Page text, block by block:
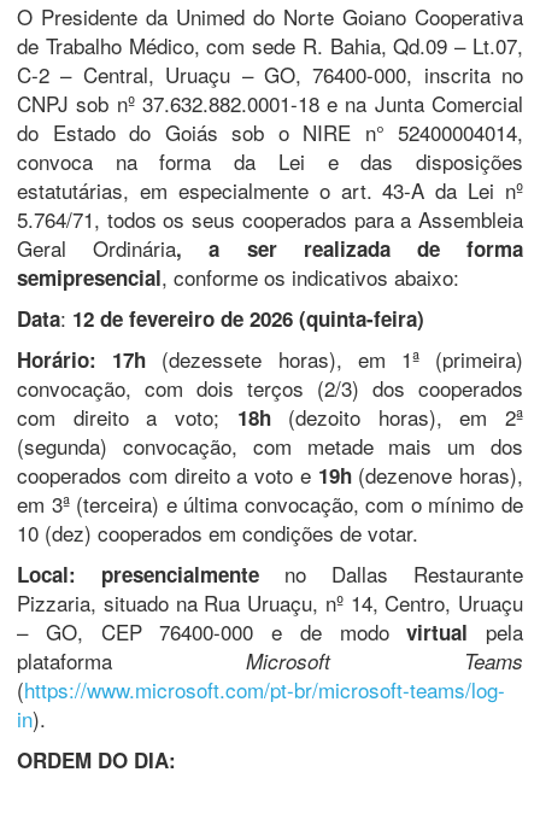
O Presidente da Unimed do Norte Goiano Cooperativa
de Trabalho Médico, com sede R. Bahia, Qd.09 – Lt.07,
C-2 – Central, Uruaçu – GO, 76400-000, inscrita no
CNPJ sob nº 37.632.882.0001-18 e na Junta Comercial
do Estado do Goiás sob o NIRE n° 52400004014,
convoca na forma da Lei e das disposições
estatutárias, em especialmente o art. 43-A da Lei nº
5.764/71, todos os seus cooperados para a Assembleia
Geral Ordinária, a ser realizada de forma
semipresencial, conforme os indicativos abaixo:
Data: 12 de fevereiro de 2026 (quinta-feira)
Horário: 17h (dezessete horas), em 1ª (primeira)
convocação, com dois terços (2/3) dos cooperados
com direito a voto; 18h (dezoito horas), em 2ª
(segunda) convocação, com metade mais um dos
cooperados com direito a voto e 19h (dezenove horas),
em 3ª (terceira) e última convocação, com o mínimo de
10 (dez) cooperados em condições de votar.
Local: presencialmente no Dallas Restaurante
Pizzaria, situado na Rua Uruaçu, nº 14, Centro, Uruaçu
– GO, CEP 76400-000 e de modovirtual pela
plataforma Microsoft Teams
(https://www.microsoft.com/pt-br/microsoft-teams/log-
in).
ORDEM DO DIA: